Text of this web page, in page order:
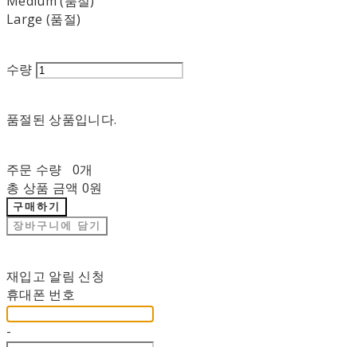
Large (품절)
수량
품절된 상품입니다.
주문 수량
0개
총 상품 금액 0원
구매하기
장바구니에 담기
재입고 알림 신청
휴대폰 번호
-